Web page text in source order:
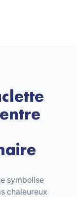
symbolise
chaleureux